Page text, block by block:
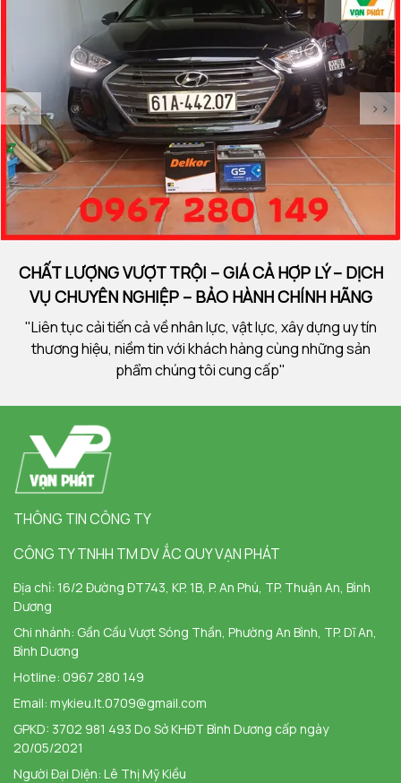
<< >>
CHẤT LƯỢNG VƯỢT TRỘI – GIÁ CẢ HỢP LÝ – DỊCH
VỤ CHUYÊN NGHIỆP – BẢO HÀNH CHÍNH HÃNG
"Liên tục cải tiến cả về nhân lực, vật lực, xây dựng uy tín
thương hiệu, niềm tin với khách hàng cùng những sản
phẩm chúng tôi cung cấp"
THÔNG TIN CÔNG TY
CÔNG TY TNHH TM DV ẮC QUY VẠN PHÁT
Địa chỉ: 16/2 Đường ĐT743, KP. 1B, P. An Phú, TP. Thuận An, Bình
Dương
Chi nhánh: Gần Cầu Vượt Sóng Thần, Phường An Bình, TP. Dĩ An,
Bình Dương
Hotline: 0967 280 149
Email: mykieu.lt.0709@gmail.com
GPKD: 3702 981 493 Do Sở KHĐT Bình Dương cấp ngày
20/05/2021
Người Đại Diện: Lê Thị Mỹ Kiều